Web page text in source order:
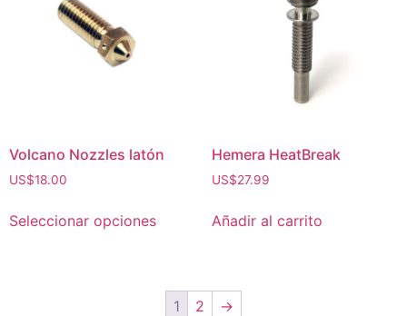
Volcano Nozzles latón
US$18.00
Seleccionar opciones
Hemera HeatBreak
US$27.99
Añadir al carrito
1 2 →